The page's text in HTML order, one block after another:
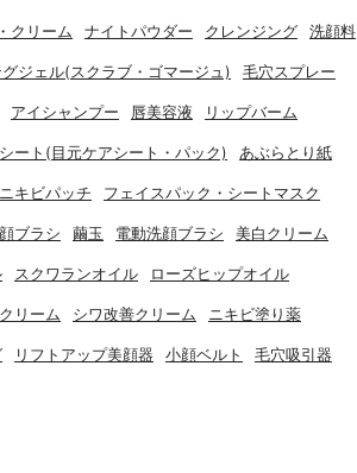
クリーム ナイトパウダー クレンジング 洗顔料
グジェル(スクラブ・ゴマージュ) 毛穴スプレー
アイシャンプー 唇美容液 リップバーム
ート(目元ケアシート・パック) あぶらとり紙
ニキビパッチ フェイスパック・シートマスク
ブラシ 繭玉 電動洗顔ブラシ 美白クリーム
スクワランオイル ローズヒップオイル
リーム シワ改善クリーム ニキビ塗り薬
リフトアップ美顔器 小顔ベルト 毛穴吸引器